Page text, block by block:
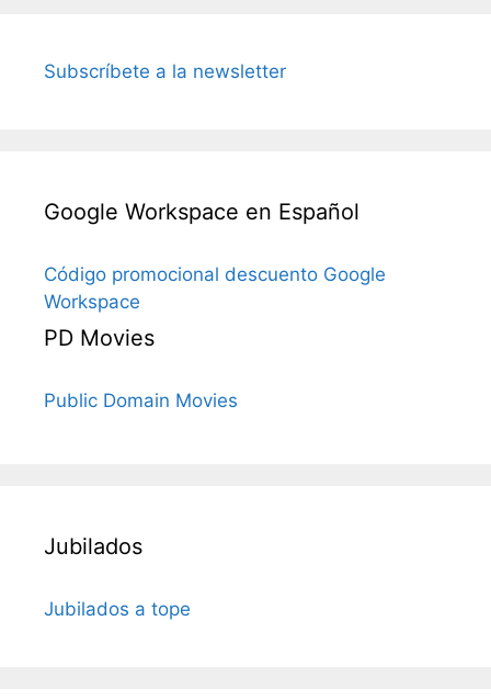
Subscríbete a la newsletter
Google Workspace en Español
Código promocional descuento Google
Workspace
PD Movies
Public Domain Movies
Jubilados
Jubilados a tope